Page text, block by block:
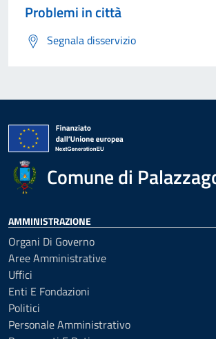
Problemi in città
Segnala disservizio
Comune di
AMMINISTRAZIONE
Organi Di Governo
Aree Amministrative
Uffici
Enti E Fondazioni
Politici
Personale Amministrativo